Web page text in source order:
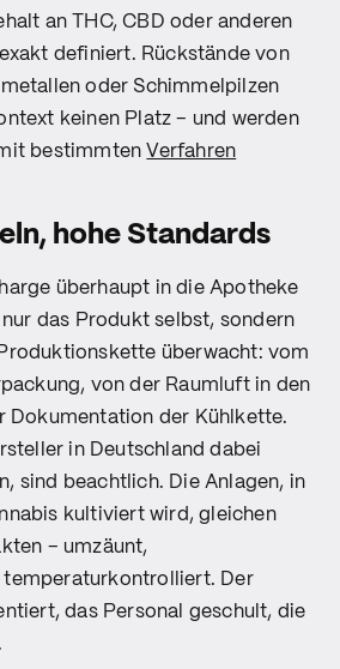
an THC, CBD oder anderen
definiert. Rückstände von
oder Schimmelpilzen
keinen Platz – und werden
bestimmtenVerfahren
hohe Standards
überhaupt in die Apotheke
das Produkt selbst, sondern
überwacht: vom
von der Raumluft in den
Dokumentation der Kühlkette.
in Deutschland dabei
sind beachtlich. Die Anlagen, in
kultiviert wird, gleichen
– umzäunt,
temperaturkontrolliert. Der
das Personal geschult, die